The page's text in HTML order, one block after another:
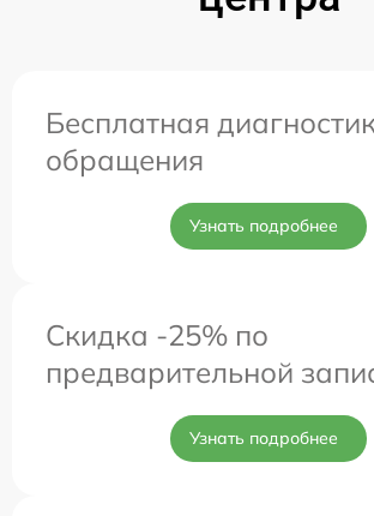
Бесплатная
обращения
Узнать подробнее
Скидка -25% по
предварительной
Узнать подробнее